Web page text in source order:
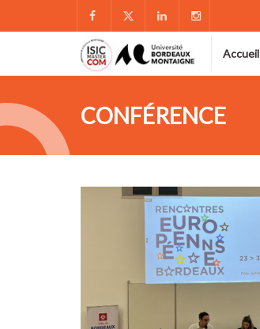
Accueil
CONFÉRENCE